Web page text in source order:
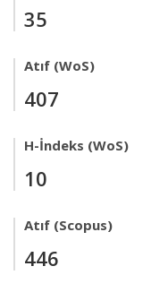
35
Atıf (WoS)
407
H-İndeks (WoS)
10
Atıf (Scopus)
446